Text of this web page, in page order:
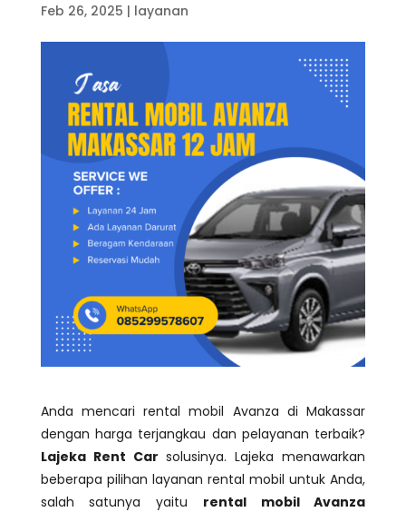
Feb 26, 2025 | layanan
Anda mencari rental mobil Avanza di Makassar
dengan harga terjangkau dan pelayanan terbaik?
Lajeka Rent Car solusinya. Lajeka menawarkan
beberapa pilihan layanan rental mobil untuk Anda,
salah satunya yaitu rental mobil Avanza